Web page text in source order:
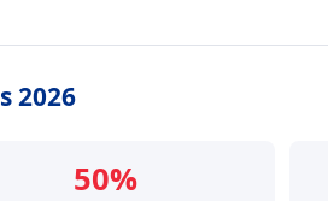
2026
50%